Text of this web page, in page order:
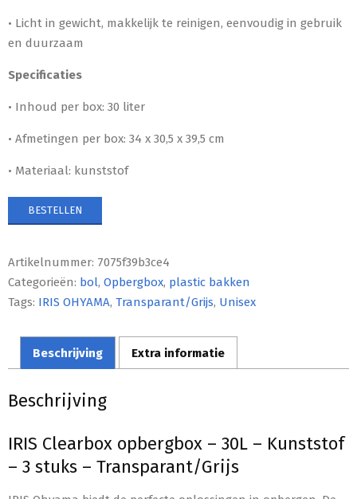
• Licht in gewicht, makkelijk te reinigen, eenvoudig in gebruik
en duurzaam
Specificaties
• Inhoud per box: 30 liter
• Afmetingen per box: 34 x 30,5 x 39,5 cm
• Materiaal: kunststof
BESTELLEN
Artikelnummer: 7075f39b3ce4
Categorieën: bol, Opbergbox, plastic bakken
Tags: IRIS OHYAMA, Transparant/Grijs, Unisex
Beschrijving Extra informatie
Beschrijving
IRIS Clearbox opbergbox – 30L – Kunststof
– 3 stuks – Transparant/Grijs